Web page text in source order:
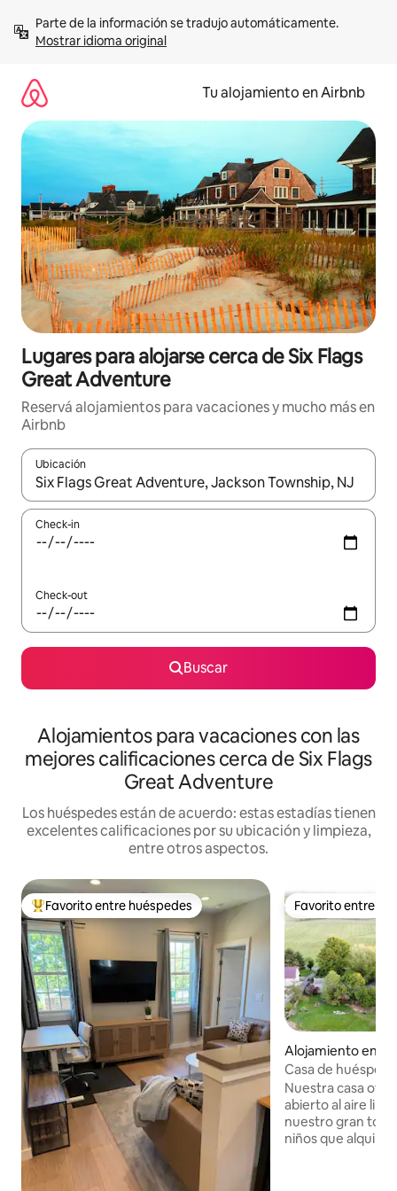
contenidoMostrar idioma original
Tu alojamiento en Airbnb
Lugares para alojarse cerca de Six Flags
Great Adventure
Reservá alojamientos para vacaciones y mucho más en
Airbnb
Ubicación
Cuando los resultados estén disponibles, navegá con las
Check-in
Check-out
Buscar
Alojamientos para vacaciones con las
mejores calificaciones cerca de Six Flags
Great Adventure
Los huéspedes están de acuerdo: estas estadías tienen
excelentes calificaciones por su ubicación y limpieza,
entre otros aspectos.
Favorito entre los huéspedes más destacados
Favorito entre huéspedes Favorito entre
Favorito entre
Alojamiento en
r
Casa de
viñedo
Nuestra casa
abierto al aire
nuestro gran
niños que